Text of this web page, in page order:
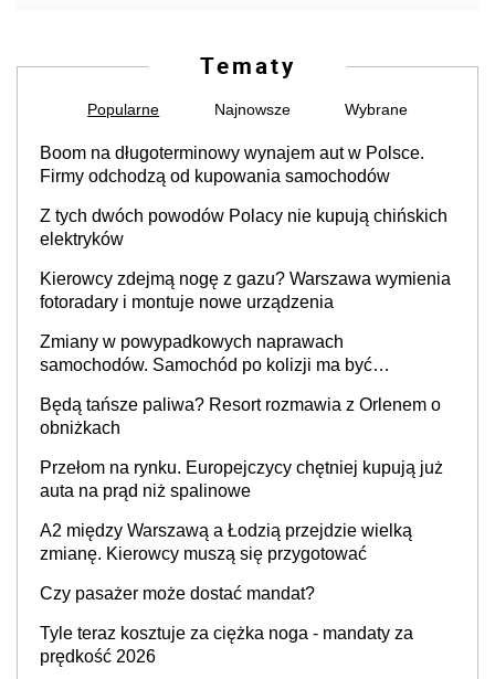
Tematy
Popularne Najnowsze Wybrane
Boom na długoterminowy wynajem aut w Polsce.
Firmy odchodzą od kupowania samochodów
Z tych dwóch powodów Polacy nie kupują chińskich
elektryków
Kierowcy zdejmą nogę z gazu? Warszawa wymienia
fotoradary i montuje nowe urządzenia
Zmiany w powypadkowych naprawach
samochodów. Samochód po kolizji ma być
producenta
Będą tańsze paliwa? Resort rozmawia z Orlenem o
obniżkach
Przełom na rynku. Europejczycy chętniej kupują już
auta na prąd niż spalinowe
A2 między Warszawą a Łodzią przejdzie wielką
zmianę. Kierowcy muszą się przygotować
Czy pasażer może dostać mandat?
Tyle teraz kosztuje za ciężka noga - mandaty za
prędkość 2026